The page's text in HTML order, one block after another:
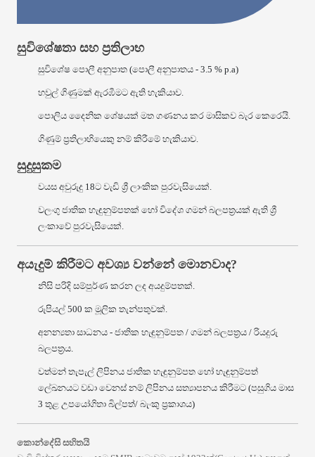
සුවිශේෂතා සහ ප්‍රතිලාභ
සුවිශේෂ පොලී අනුපාත (පොලී අනුපාතය - 3.5 % p.a)
හවුල් ගිණුමක් ඇරඹීමට ඇති හැකියාව.
පොලිය දෛනික ශේෂයක් මත ගණනය කර මාසිකව බැර කෙරෙයි.
ගිණුම් ප්‍රතිලාභියෙකු නම් කිරීමේ හැකියාව.
සුදුසුකම
වයස අවුරුදු 18ට වැඩි ශ්‍රී ලාංකික පුරවැසියෙක්.
වලංගු ජාතික හැඳුනුම්පතක් හෝ විදේශ ගමන් බලපත්‍රයක් ඇති ශ්‍රී
ලංකාවේ පුරවැසියෙක්.
අයැදුම් කිරීමට අවශ්‍ය වන්නේ මොනවාද?
නිසි පරිදි සම්පුර්ණ කරන ලද අයදුම්පතක්.
රුපියල් 500 ක මූලික තැන්පතුවක්.
අනන්‍යතා සාධනය - ජාතික හැඳුනුම්පත / ගමන් බලපත්‍රය / රියදුරු
බලපත්‍රය.
වත්මන් තැපැල් ලිපිනය ජාතික හැඳුනුම්පත හෝ හැඳුනුම්පත්
ලේඛනයට වඩා වෙනස් නම් ලිපිනය සත්‍යාපනය කිරීමට (පසුගිය මාස
3 තුළ උපයෝගිතා බිල්පත්/ බැංකු ප්‍රකාශය)
කොන්දේසි සහිතයි